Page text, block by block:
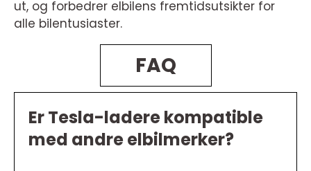
ut, og forbedrer elbilens fremtidsutsikter for
alle bilentusiaster.
FAQ
Er Tesla-ladere kompatible
med andre elbilmerker?